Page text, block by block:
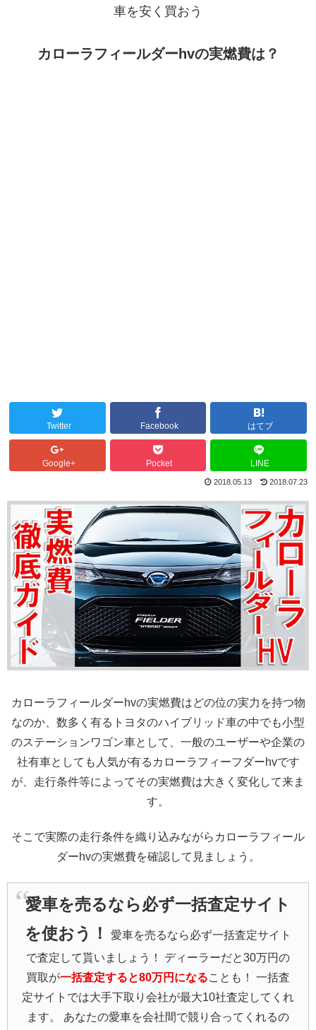
車を安く買おう
カローラフィールダーhvの実燃費は？
Twitter Facebook はてブ
Google+ Pocket LINE
2018.05.13 2018.07.23
カローラフィールダーhvの実燃費はどの位の実力を持つ物
なのか、数多く有るトヨタのハイブリッド車の中でも小型
のステーションワゴン車として、一般のユーザーや企業の
社有車としても人気が有るカローラフィーフダーhvです
が、走行条件等によってその実燃費は大きく変化して来ま
す。
そこで実際の走行条件を織り込みながらカローラフィール
ダーhvの実燃費を確認して見ましょう。
愛車を売るなら必ず一括査定サイト
を使おう！
愛車を売るなら必ず一括査定サイト
で査定して貰いましょう！ ディーラーだと30万円の
買取が一括査定すると80万円になることも！ 一括査
定サイトでは大手下取り会社が最大10社査定してくれ
ます。 あなたの愛車を会社間で競り合ってくれるの